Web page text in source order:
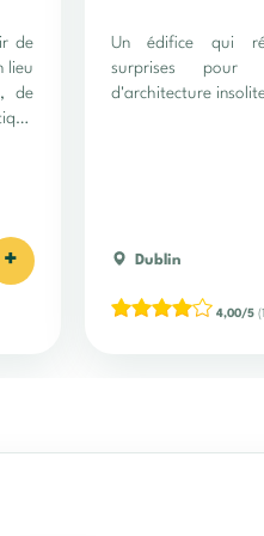
de
lieu
de
+
Un édifice qui
surprises pour
d'architecture
Dublin
4,00/5